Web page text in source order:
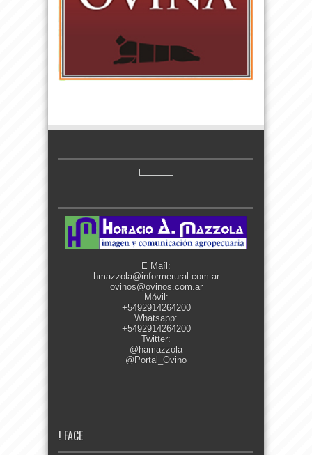
E Maíl:
hmazzola@informerural.com.ar
ovinos@ovinos.com.ar
Móvil:
+5492914264200
Whatsapp:
+5492914264200
Twitter:
@hamazzola
@Portal_Ovino
! FACE